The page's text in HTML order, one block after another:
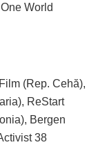
World
(Rep. Cehă),
ReStart
Bergen
38